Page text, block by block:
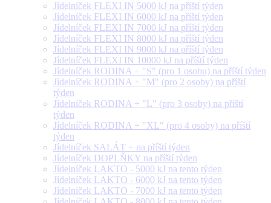
Jídelníček FLEXI IN 5000 kJ na příští týden
Jídelníček FLEXI IN 6000 kJ na příští týden
Jídelníček FLEXI IN 7000 kJ na příští týden
Jídelníček FLEXI IN 8000 kJ na příští týden
Jídelníček FLEXI IN 9000 kJ na příští týden
Jídelníček FLEXI IN 10000 kJ na příští týden
Jídelníček RODINA + "S" (pro 1 osobu) na příští týden
Jídelníček RODINA + "M" (pro 2 osoby) na příští
týden
Jídelníček RODINA + "L" (pro 3 osoby) na příští
týden
Jídelníček RODINA + "XL" (pro 4 osoby) na příští
týden
Jídelníček SALÁT + na příští týden
Jídelníček DOPLŇKY na příští týden
Jídelníček LAKTO - 5000 kJ na tento týden
Jídelníček LAKTO - 6000 kJ na tento týden
Jídelníček LAKTO - 7000 kJ na tento týden